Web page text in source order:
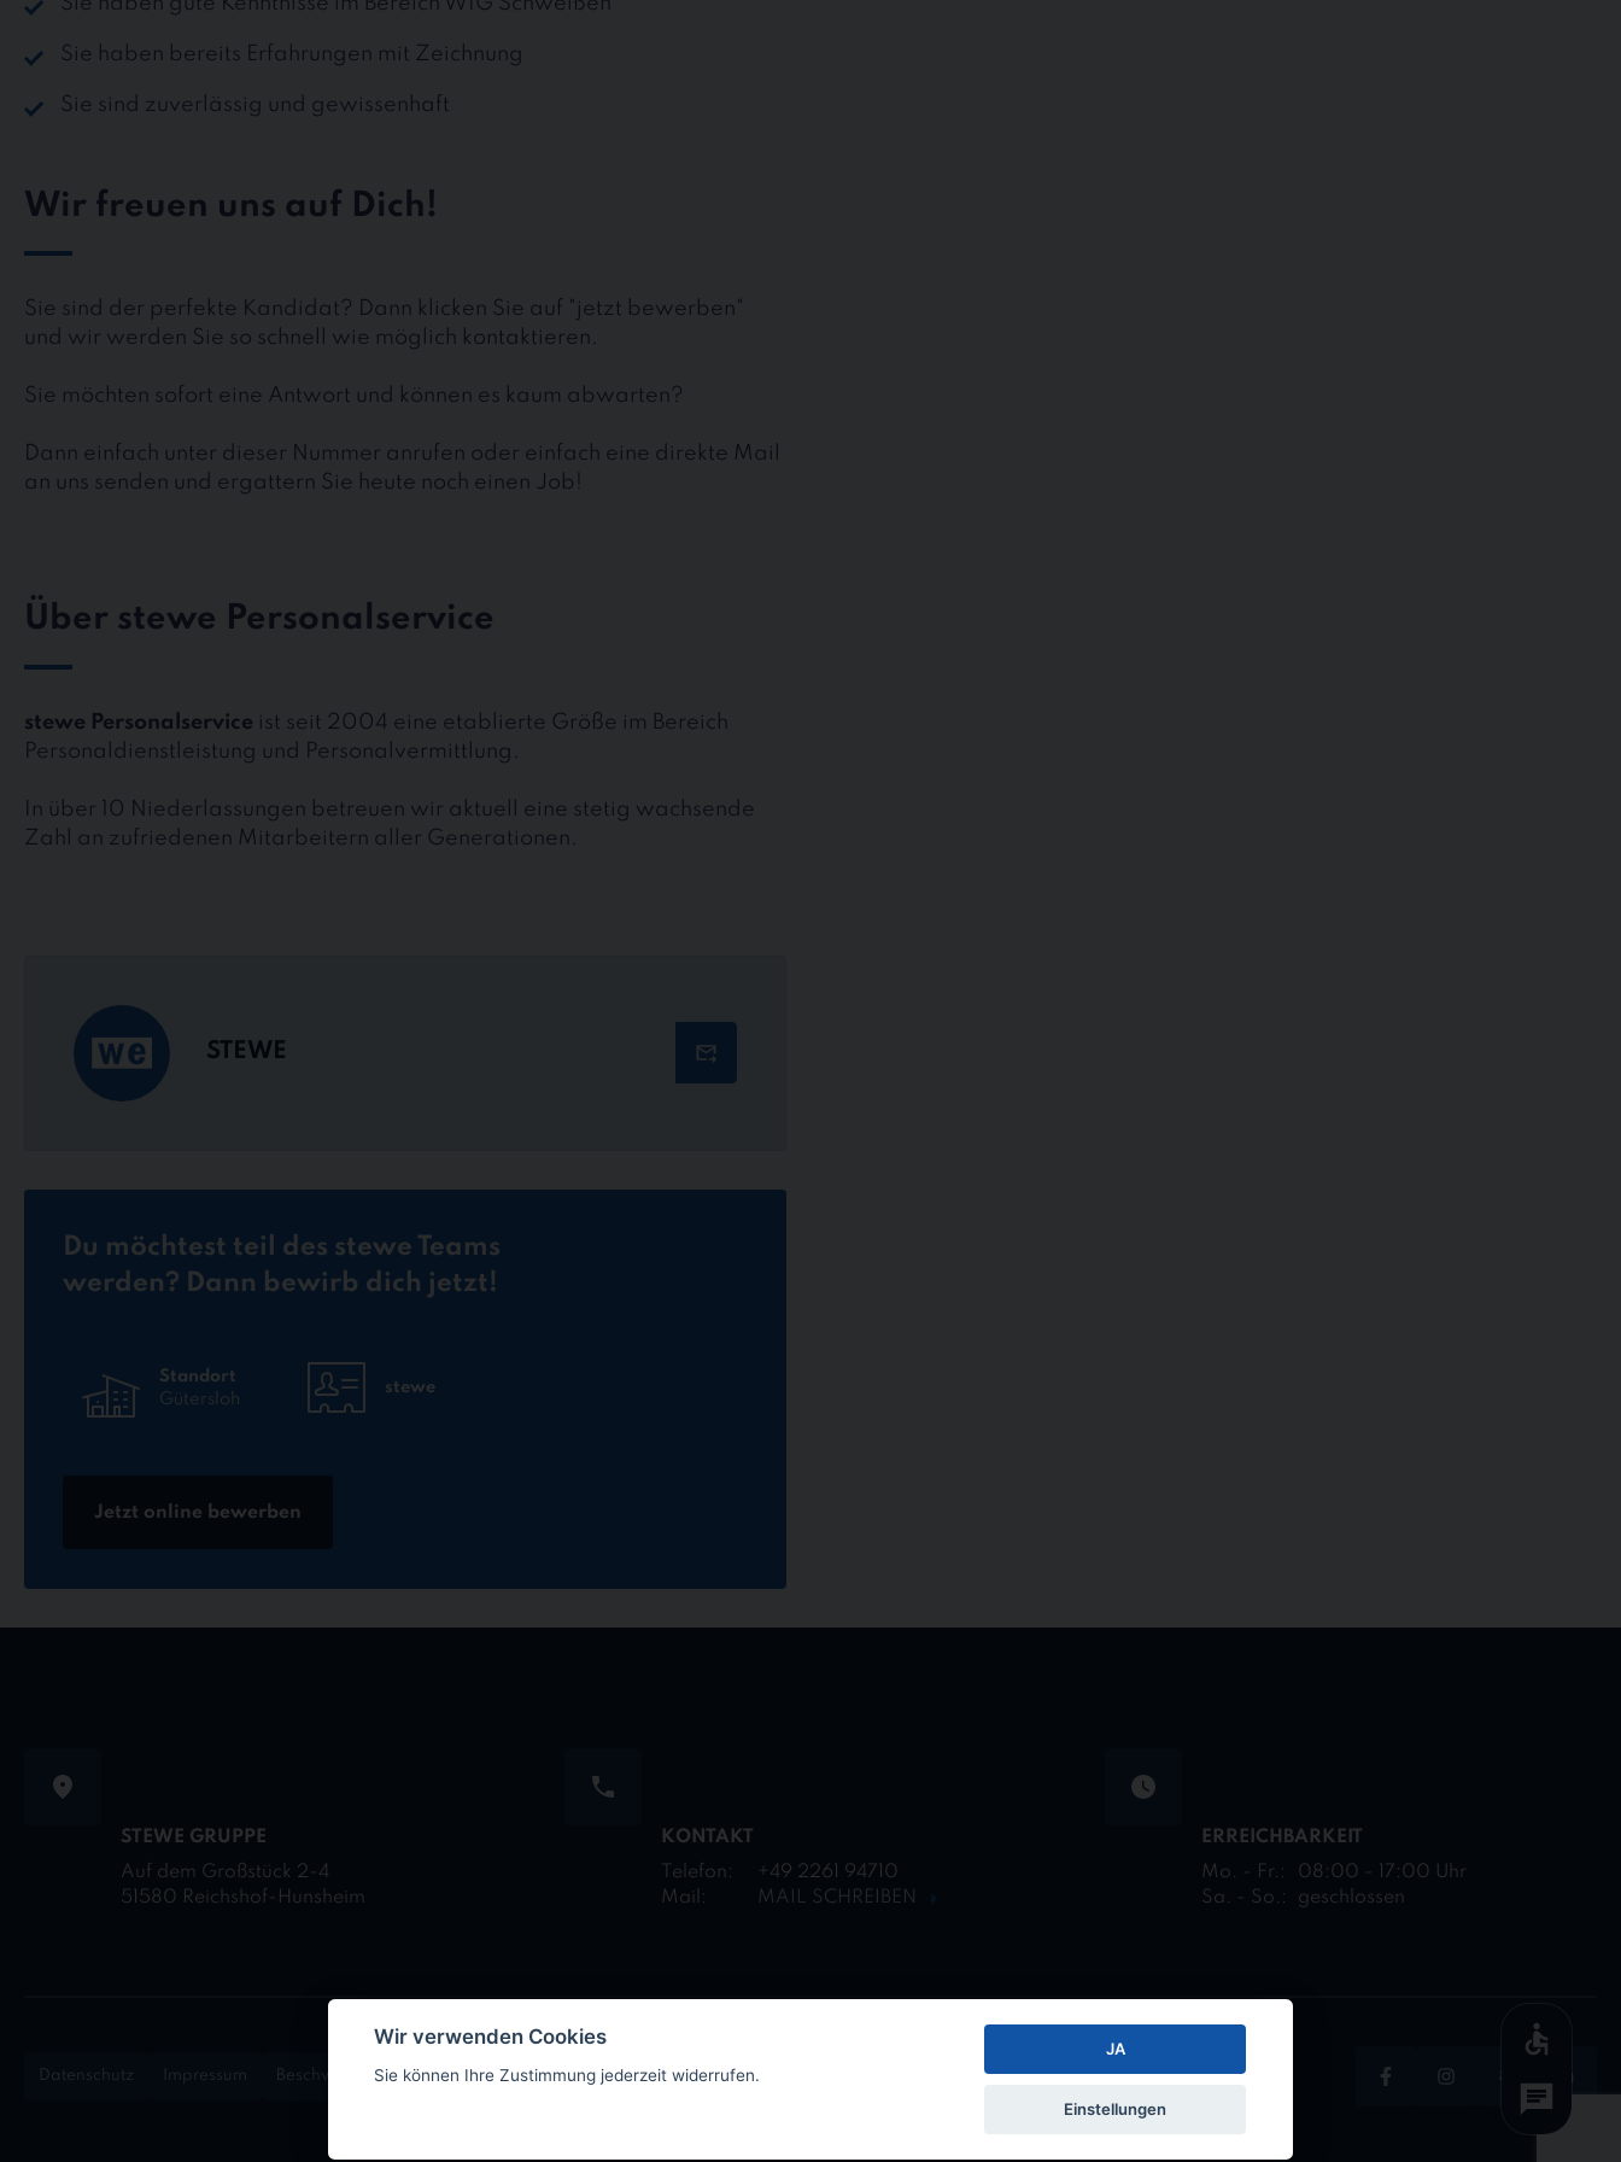
Sie haben bereits Erfahrungen mit Zeichnung
Sie sind zuverlässig und gewissenhaft
Wir freuen uns auf Dich!
Sie sind der perfekte Kandidat? Dann klicken Sie auf "jetzt bewerben"
und wir werden Sie so schnell wie möglich kontaktieren.
Sie möchten sofort eine Antwort und können es kaum abwarten?
Dann einfach unter dieser Nummer anrufen oder einfach eine direkte Mail
an uns senden und ergattern Sie heute noch einen Job!
Über stewe Personalservice
stewe Personalservice ist seit 2004 eine etablierte Größe im Bereich
Personaldienstleistung und Personalvermittlung.
In über 10 Niederlassungen betreuen wir aktuell eine stetig wachsende
Zahl an zufriedenen Mitarbeitern aller Generationen.
STEWE
Du möchtest teil des stewe Teams
werden? Dann bewirb dich jetzt!
Standort
Gütersloh
stewe
Jetzt online bewerben
STEWE GRUPPE
Auf dem Großstück 2-4
51580 Reichshof-Hunsheim
KONTAKT
Telefon:
+49 2261 94710
Mail:
MAIL SCHREIBEN
ERREICHBARKEIT
Mo. - Fr.:
08:00 - 17:00 Uhr
Sa. - So.:
geschlossen
Datenschutz Impressum Beschwerdemanagement Login Meldestelle Cookie Einstellungen FacebookInstagramXing
Wir verwenden Cookies
Sie können Ihre Zustimmung jederzeit widerrufen.
JA
Einstellungen